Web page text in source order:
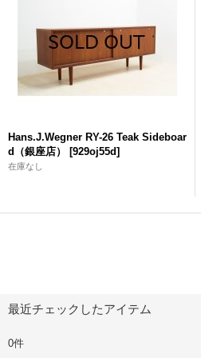
Hans.J.Wegner RY-26 Teak Sideboar
d（銀座店）
[929oj55d]
在庫なし
最近チェックしたアイテム
0件